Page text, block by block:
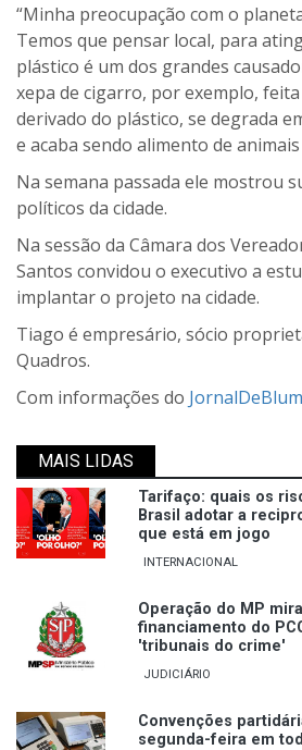
“Minha preocupação com o
Temos que pensar local, para
plástico é um dos grandes
xepa de cigarro, por exemplo,
derivado do plástico, se degrada
e acaba sendo alimento de
Na semana passada ele mostrou
políticos da cidade.
Na sessão da Câmara dos
Santos convidou o executivo a
implantar o projeto na cidade.
Tiago é empresário, sócio
Quadros.
Com informações do
MAIS LIDAS
Tarifaço: quais os
Brasil adotar a
que está em jogo
INTERNACIONAL
Operação do MP
financiamento do
'tribunais do crime'
JUDICIÁRIO
Convenções
segunda-feira em